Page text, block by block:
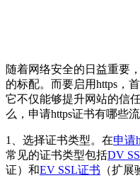
随着网络安全的日益重要
的标配。而要启用https，
它不仅能够提升网站的信
么，申请https证书有哪些
1、选择证书类型。在申请
常见的证书类型包括DV
证）和EV SSL证书 （扩